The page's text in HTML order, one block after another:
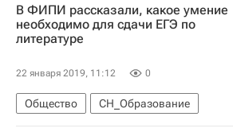
В ФИПИ рассказали, какое умение
необходимо для сдачи ЕГЭ по
литературе
22 января 2019, 11:12 0
Общество
СН_Образование
Единый государственный экзамен (ЕГЭ)